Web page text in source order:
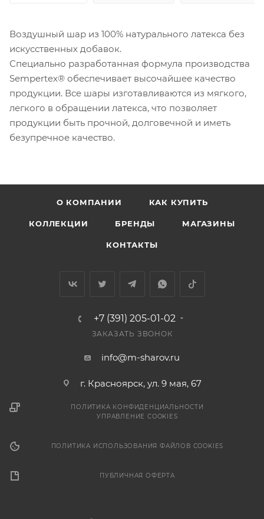
Воздушный шар из 100% натурального латекса без
искусственных добавок.
Специально разработанная формула производства
Sempertex® обеспечивает высочайшее качество
продукции. Все шары изготавливаются из мягкого,
легкого в обращении латекса, что позволяет
продукции быть прочной, долговечной и иметь
безупречное качество.
О КОМПАНИИ КАК КУПИТЬ
КОЛЛЕКЦИИ БРЕНДЫ МАГАЗИНЫ
КОНТАКТЫ
+7 (391) 205-01-02
ЗАКАЗАТЬ ЗВОНОК
info@m-sharov.ru
г. Красноярск, ул. 9 мая, 67
ПОЛИТИКА КОНФИДЕНЦИАЛЬНОСТИ
УПРАВЛЕНИЕ COOKIES
ПОЛИТИКА ИСПОЛЬЗОВАНИЯ ФАЙЛОВ COOKIES
ПУБЛИЧНАЯ ОФЕРТА